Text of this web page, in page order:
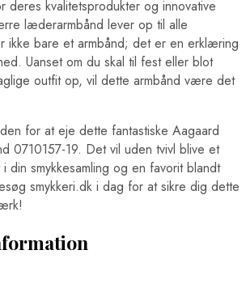
deres kvalitetsprodukter og innovative
læderarmbånd lever op til alle
ikke bare et armbånd; det er en erklæring
Uanset om du skal til fest eller blot
outfit op, vil dette armbånd være det
for at eje dette fantastiske Aagaard
0710157-19. Det vil uden tvivl blive et
din smykkesamling og en favorit blandt
smykkeri.dk i dag for at sikre dig dette